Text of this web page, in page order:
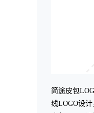
简途皮包
线LOGO设